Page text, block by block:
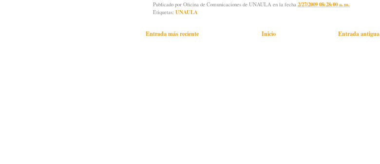
Publicado por Oficina de Comunicaciones de UNAULA en la fecha 2/27/2009 08:28:00 a. m.
Etiquetas: UNAULA
Entrada más reciente Entrada antigua
Inicio